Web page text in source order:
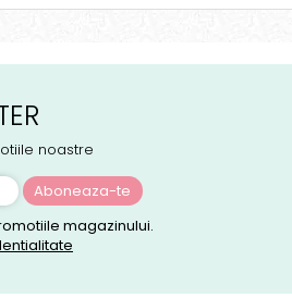
noastre
magazinului.